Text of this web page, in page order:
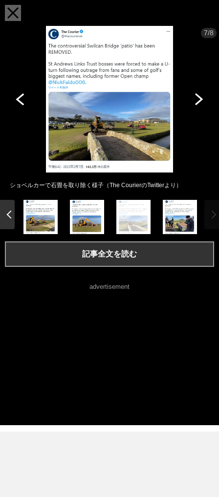
7/8
ショベルカーで石畳を取り除く様子（The CourierのTwitterより）
記事全文を読む
advertisement